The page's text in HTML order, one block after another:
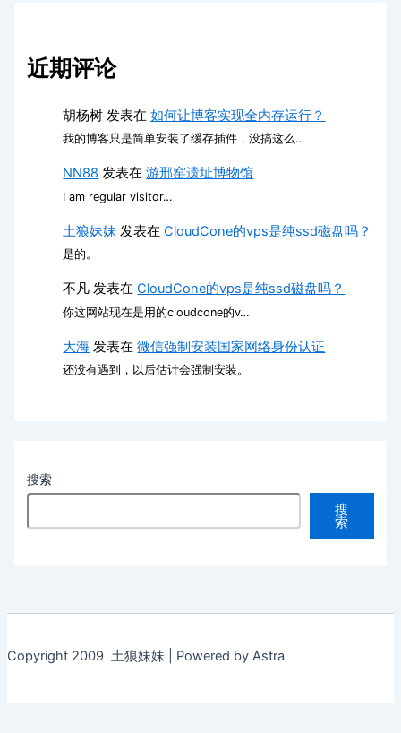
近期评论
胡杨树 发表在如何让博客实现全内存运行？
我的博客只是简单安装了缓存插件，没搞这么…
NN88 发表在游邢窑遗址博物馆
I am regular visitor…
土狼妹妹 发表在CloudCone的vps是纯ssd磁盘吗？
是的。
不凡 发表在CloudCone的vps是纯ssd磁盘吗？
你这网站现在是用的cloudcone的v…
大海 发表在微信强制安装国家网络身份认证
还没有遇到，以后估计会强制安装。
搜索
搜
索
Copyright 2009 土狼妹妹 | Powered by Astra